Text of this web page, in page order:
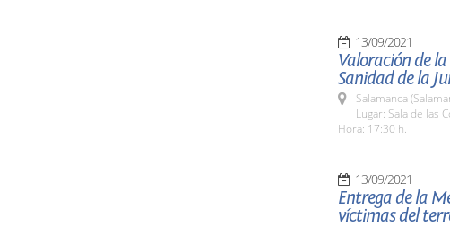
13/09/2021
Valoración de
Sanidad de la
Salamanca
Lugar: Sala de las
Hora: 17:30 h.
13/09/2021
Entrega de la
víctimas del